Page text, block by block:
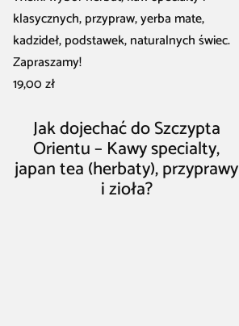
klasycznych, przypraw, yerba mate,
kadzideł, podstawek, naturalnych świec.
Zapraszamy!
19,00 zł
Jak dojechać do Szczypta
Orientu – Kawy specialty,
japan tea (herbaty), przyprawy
i zioła?